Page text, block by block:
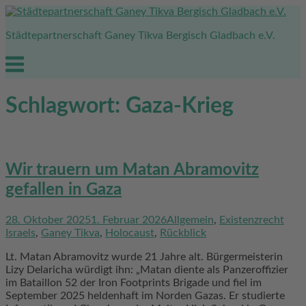
Skip
content
Städtepartnerschaft Ganey Tikva Bergisch Gladbach e.V.
Menu
Schlagwort: Gaza-Krieg
Wir trauern um Matan Abramovitz
gefallen in Gaza
28. Oktober 20251. Februar 2026Allgemein, Existenzrecht
Israels, Ganey Tikva, Holocaust, Rückblick
Lt. Matan Abramovitz wurde 21 Jahre alt. Bürgermeisterin
Lizy Delaricha würdigt ihn: „Matan diente als Panzeroffizier
im Bataillon 52 der Iron Footprints Brigade und fiel im
September 2025 heldenhaft im Norden Gazas. Er studierte